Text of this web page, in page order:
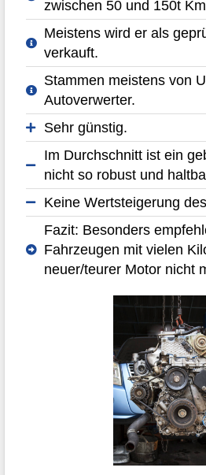
zwischen 50 und 150t
Meistens wird er als
verkauft.
Stammen meistens von
Autoverwerter.
Sehr günstig.
Im Durchschnitt ist ein
nicht so robust und
Keine Wertsteigerung
Fazit: Besonders
Fahrzeugen mit vielen
neuer/teurer Motor nicht